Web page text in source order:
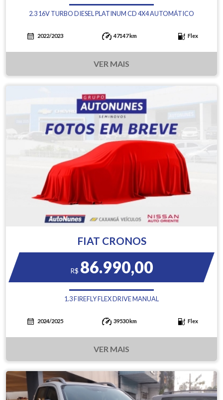
2.3 16V TURBO DIESEL PLATINUM CD 4X4 AUTOMÁTICO
2022/2023 47147 km Flex
VER MAIS
FIAT CRONOS
R$ 86.990,00
1.3 FIREFLY FLEX DRIVE MANUAL
2024/2025 39530 km Flex
VER MAIS